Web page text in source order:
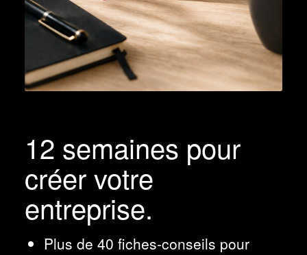
12 semaines pour
créer votre
entreprise.
Plus de 40 fiches-conseils pour